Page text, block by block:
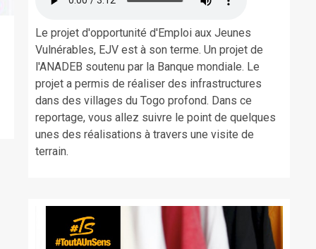
Le projet d'opportunité d'Emploi aux Jeunes
Vulnérables, EJV est à son terme. Un projet de
l'ANADEB soutenu par la Banque mondiale. Le
projet a permis de réaliser des infrastructures
dans des villages du Togo profond. Dans ce
reportage, vous allez suivre le point de quelques
unes des réalisations à travers une visite de
terrain.